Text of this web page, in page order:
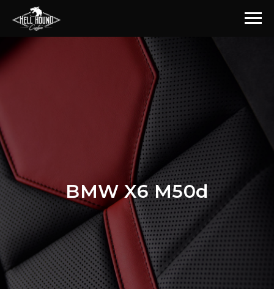
BMW X6 M50d